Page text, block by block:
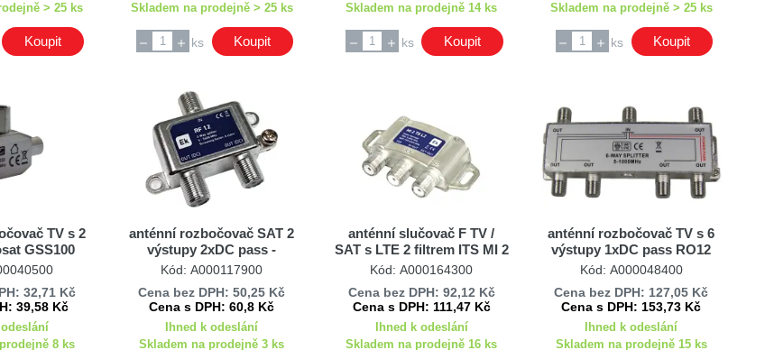
> 25 ks
Koupit
Skladem na prodejně > 25 ks
ks Koupit
Skladem na prodejně 14 ks
ks Koupit
Skladem na prodejně > 25 ks
ks Koupit
TV s 2
GSS100
32,71 Kč
39,58 Kč
odeslání
8 ks
anténní rozbočovač SAT 2
výstupy 2xDC pass -
průchozí pro napájení ITS
Kód: A000117900
Cena bez DPH: 50,25 Kč
Cena s DPH: 60,8 Kč
Ihned k odeslání
Skladem na prodejně 3 ks
anténní slučovač F TV /
SAT s LTE 2 filtrem ITS MI 2
TS L2
Kód: A000164300
Cena bez DPH: 92,12 Kč
Cena s DPH: 111,47 Kč
Ihned k odeslání
Skladem na prodejně 16 ks
anténní rozbočovač TV s 6
výstupy 1xDC pass RO12
Kód: A000048400
Cena bez DPH: 127,05 Kč
Cena s DPH: 153,73 Kč
Ihned k odeslání
Skladem na prodejně 15 ks